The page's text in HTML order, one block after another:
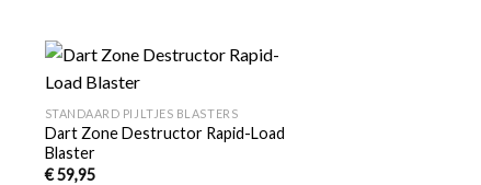
verlanglijst
STANDAARD PIJLTJES BLASTERS
Dart Zone Destructor Rapid-Load
Blaster
€59,95